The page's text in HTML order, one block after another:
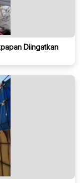
Diingatkan